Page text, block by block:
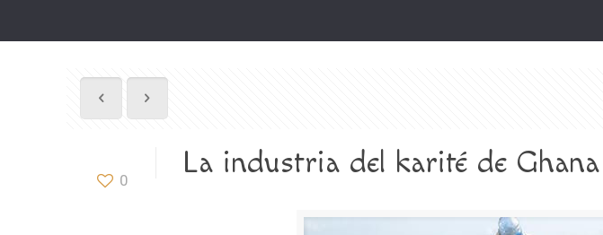
0 La industria del karité de